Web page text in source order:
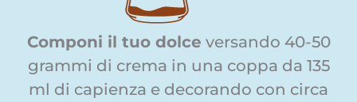
Componi il tuo dolce versando 40-50
grammi di crema in una coppa da 135
ml di capienza e decorando con circa